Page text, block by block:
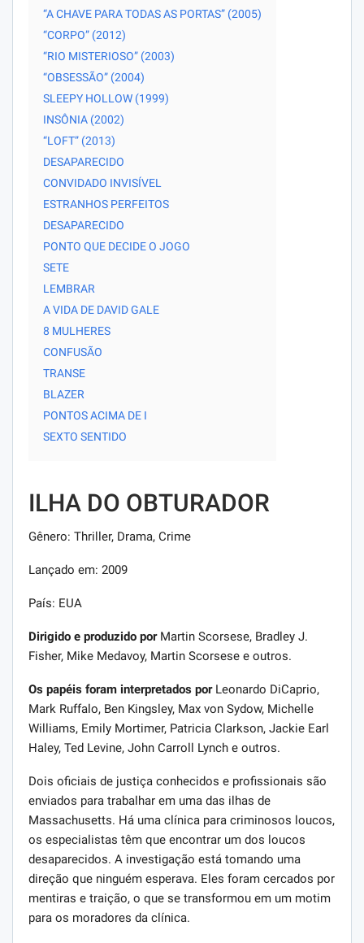
“A CHAVE PARA TODAS AS PORTAS” (2005)
“CORPO” (2012)
“RIO MISTERIOSO” (2003)
“OBSESSÃO” (2004)
SLEEPY HOLLOW (1999)
INSÔNIA (2002)
“LOFT” (2013)
DESAPARECIDO
CONVIDADO INVISÍVEL
ESTRANHOS PERFEITOS
DESAPARECIDO
PONTO QUE DECIDE O JOGO
SETE
LEMBRAR
A VIDA DE DAVID GALE
8 MULHERES
CONFUSÃO
TRANSE
BLAZER
PONTOS ACIMA DE I
SEXTO SENTIDO
ILHA DO OBTURADOR
Gênero: Thriller, Drama, Crime
Lançado em: 2009
País: EUA
Dirigido e produzido porMartin Scorsese, Bradley J.
Fisher, Mike Medavoy, Martin Scorsese e outros.
Os papéis foram interpretados porLeonardo DiCaprio,
Mark Ruffalo, Ben Kingsley, Max von Sydow, Michelle
Williams, Emily Mortimer, Patricia Clarkson, Jackie Earl
Haley, Ted Levine, John Carroll Lynch e outros.
Dois oficiais de justiça conhecidos e profissionais são
enviados para trabalhar em uma das ilhas de
Massachusetts. Há uma clínica para criminosos loucos,
os especialistas têm que encontrar um dos loucos
desaparecidos. A investigação está tomando uma
direção que ninguém esperava. Eles foram cercados por
mentiras e traição, o que se transformou em um motim
para os moradores da clínica.